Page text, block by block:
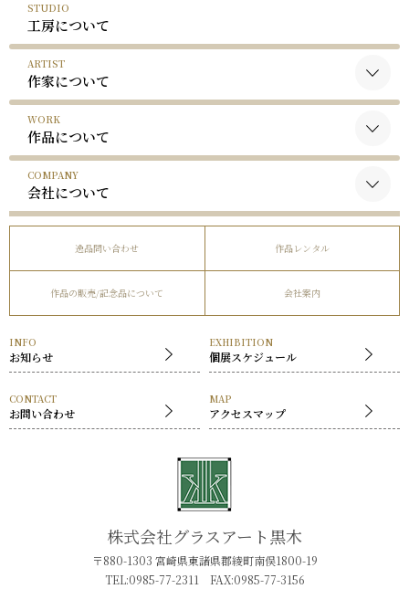
STUDIO
工房について
ARTIST
作家について
黒木国昭について
谷口榮について
略歴
受賞歴
WORK
作品について
黒木国昭の作品
谷口榮の作品
COMPANY
会社について
社長挨拶
逸品問い合わせ 作品レンタル
作品の販売/記念品について 会社案内
INFO
お知らせ
EXHIBITION
個展スケジュール
CONTACT
お問い合わせ
MAP
アクセスマップ
株式会社グラスアート黒木
〒880-1303 宮崎県東諸県郡綾町南俣1800-19
TEL:0985-77-2311 FAX:0985-77-3156